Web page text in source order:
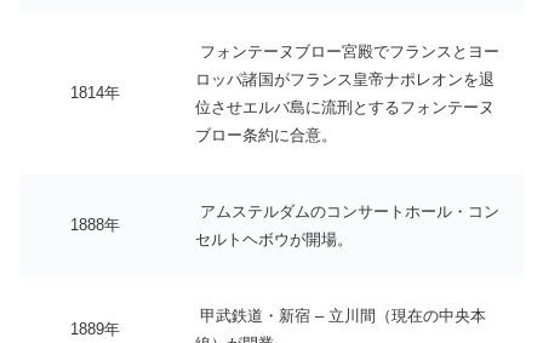
1814年
フォンテーヌブロー宮殿でフランスとヨー
ロッパ諸国がフランス皇帝ナポレオンを退
位させエルバ島に流刑とするフォンテーヌ
ブロー条約に合意。
1888年
アムステルダムのコンサートホール・コン
セルトヘボウが開場。
1889年
甲武鉄道・新宿 – 立川間（現在の中央本